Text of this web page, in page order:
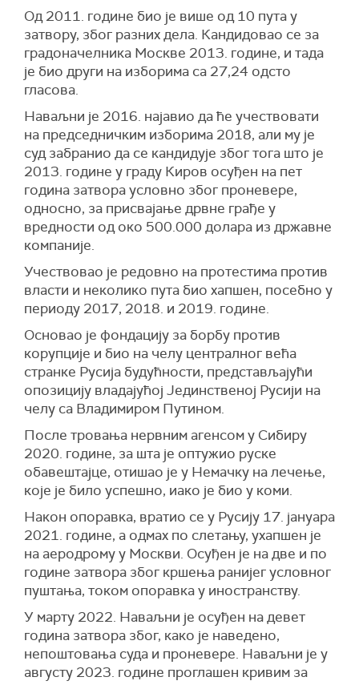
Од 2011. године био је више од 10 пута у
затвору, због разних дела. Кандидовао се за
градоначелника Москве 2013. године, и тада
је био други на изборима са 27,24 одсто
гласова.
Наваљни је 2016. најавио да ће учествовати
на председничким изборима 2018, али му је
суд забранио да се кандидује због тога што је
2013. године у граду Киров осуђен на пет
година затвора условно због проневере,
односно, за присвајање дрвне грађе у
вредности од око 500.000 долара из државне
компаније.
Учествовао је редовно на протестима против
власти и неколико пута био хапшен, посебно у
периоду 2017, 2018. и 2019. године.
Основао је фондацију за борбу против
корупције и био на челу централног већа
странке Русија будућности, представљајући
опозицију владајућој Јединственој Русији на
челу са Владимиром Путином.
После тровања нервним агенсом у Сибиру
2020. године, за шта је оптужио руске
обавештајце, отишао је у Немачку на лечење,
које је било успешно, иако је био у коми.
Након опоравка, вратио се у Русију 17. јануара
2021. године, а одмах по слетању, ухапшен је
на аеродрому у Москви. Осуђен је на две и по
године затвора због кршења ранијег условног
пуштања, током опоравка у иностранству.
У марту 2022. Наваљни је осуђен на девет
година затвора због, како је наведено,
непоштовања суда и проневере. Наваљни је у
августу 2023. године проглашен кривим за